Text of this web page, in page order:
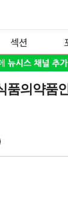
섹션
품의약품